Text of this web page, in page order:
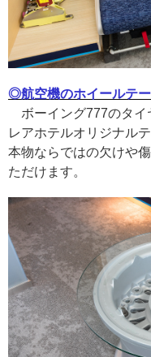
◎航空機のホイールテ
ボーイング777のタイ
レアホテルオリジナルテ
本物ならではの欠けや
ただけます。